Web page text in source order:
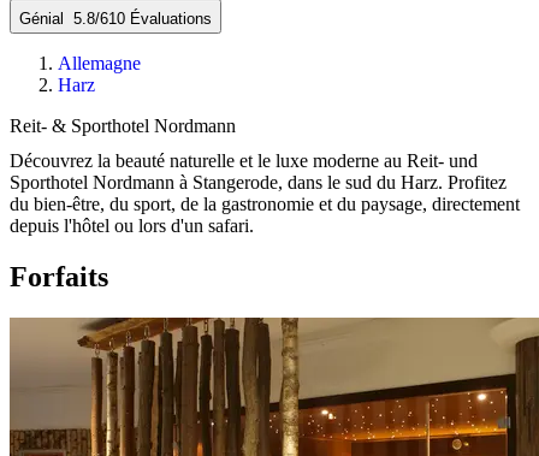
Génial 5.8/610 Évaluations
Allemagne
Harz
Reit- & Sporthotel Nordmann
Découvrez la beauté naturelle et le luxe moderne au Reit- und
Sporthotel Nordmann à Stangerode, dans le sud du Harz. Profitez
du bien-être, du sport, de la gastronomie et du paysage, directement
depuis l'hôtel ou lors d'un safari.
Forfaits